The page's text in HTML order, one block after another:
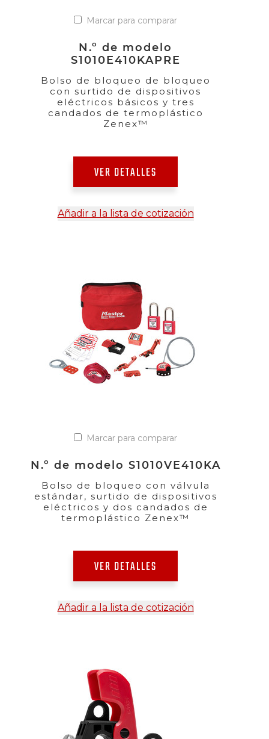
Marcar para comparar
N.º de modelo
S1010E410KAPRE
Bolso de bloqueo de bloqueo
con surtido de dispositivos
eléctricos básicos y tres
candados de termoplástico
Zenex™
VER DETALLES
Añadir a la lista de cotización
Marcar para comparar
N.º de modelo S1010VE410KA
Bolso de bloqueo con válvula
estándar, surtido de dispositivos
eléctricos y dos candados de
termoplástico Zenex™
VER DETALLES
Añadir a la lista de cotización